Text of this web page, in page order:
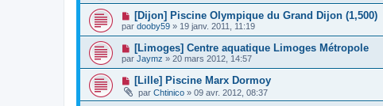
[Dijon] Piscine Olympique du Grand Dijon (1,500)
par dooby59 » 19 janv. 2011, 11:19
[Limoges] Centre aquatique Limoges Métropole
par Jaymz » 20 mars 2012, 14:57
[Lille] Piscine Marx Dormoy
par Chtinico » 09 avr. 2012, 08:37